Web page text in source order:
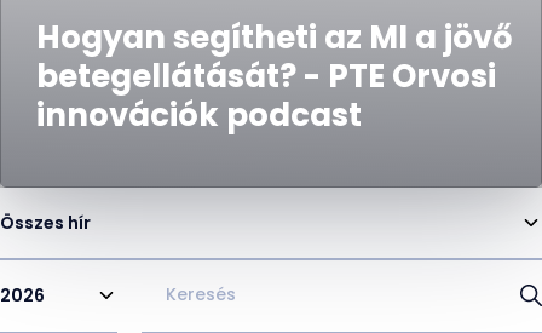
Hogyan segítheti az MI a jövő
betegellátását? - PTE Orvosi
innovációk podcast
Összes hír
2026